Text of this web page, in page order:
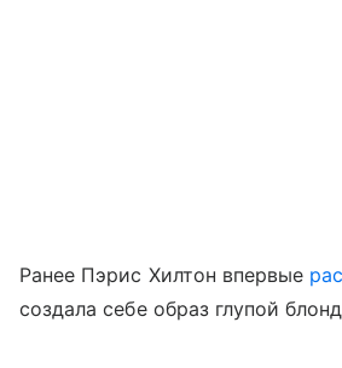
Ранее Пэрис Хилтон впервые
создала себе образ глупой